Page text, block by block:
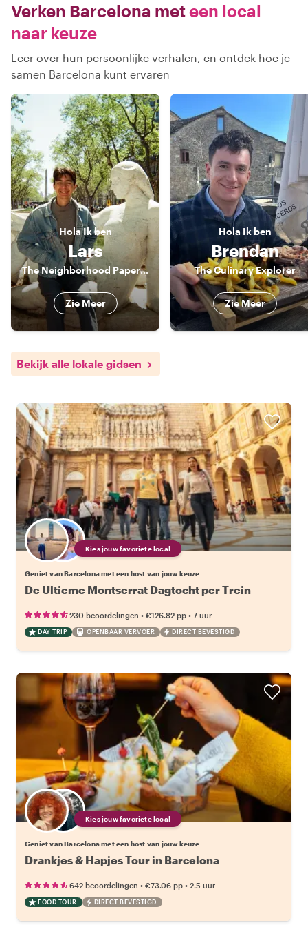
Verken Barcelona meteen local
naar keuze
Leer over hun persoonlijke verhalen, en ontdek hoe je
samen Barcelona kunt ervaren
HolaIk ben
Lars
The Neighborhood Paperboy
Zie Meer
Hola Ik ben
Brendan
The Culinary Explorer
Zie Meer
Bekijk alle lokale gidsen
Kies jouw favoriete local
Geniet van Barcelona met een host van jouw keuze
De Ultieme Montserrat Dagtocht per Trein
230 beoordelingen • €126.82 pp • 7 uur
DAY TRIP OPENBAAR VERVOER DIRECT BEVESTIGD
Kies jouw favoriete local
Geniet van Barcelona met een host van jouw keuze
Drankjes & Hapjes Tour in Barcelona
642 beoordelingen • €73.06 pp • 2.5 uur
FOOD TOUR DIRECT BEVESTIGD